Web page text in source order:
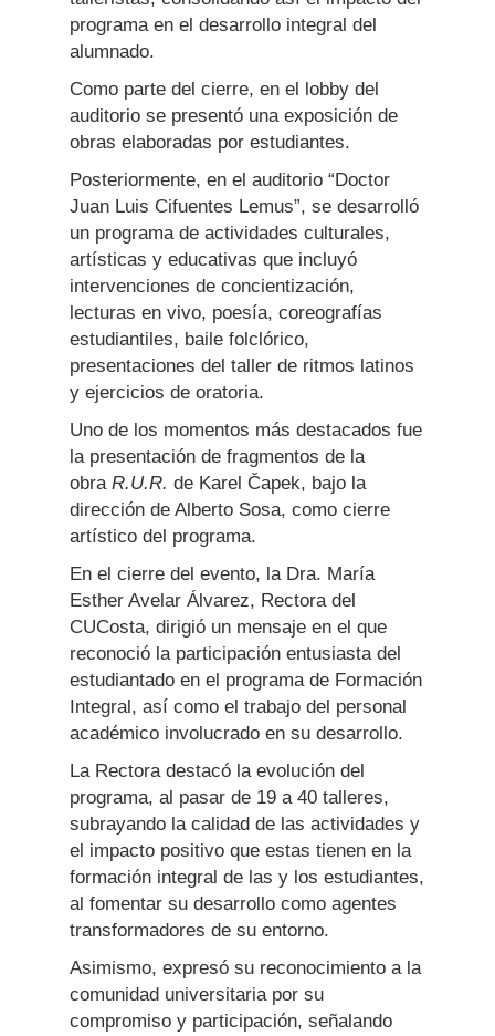
programa en el desarrollo integral del
alumnado.
Como parte del cierre, en el lobby del
auditorio se presentó una exposición de
obras elaboradas por estudiantes.
Posteriormente, en el auditorio “Doctor
Juan Luis Cifuentes Lemus”, se desarrolló
un programa de actividades culturales,
artísticas y educativas que incluyó
intervenciones de concientización,
lecturas en vivo, poesía, coreografías
estudiantiles, baile folclórico,
presentaciones del taller de ritmos latinos
y ejercicios de oratoria.
Uno de los momentos más destacados fue
la presentación de fragmentos de la
obraR.U.R. de Karel Čapek, bajo la
dirección de Alberto Sosa, como cierre
artístico del programa.
En el cierre del evento, la Dra. María
Esther Avelar Álvarez, Rectora del
CUCosta, dirigió un mensaje en el que
reconoció la participación entusiasta del
estudiantado en el programa de Formación
Integral, así como el trabajo del personal
académico involucrado en su desarrollo.
La Rectora destacó la evolución del
programa, al pasar de 19 a 40 talleres,
subrayando la calidad de las actividades y
el impacto positivo que estas tienen en la
formación integral de las y los estudiantes,
al fomentar su desarrollo como agentes
transformadores de su entorno.
Asimismo, expresó su reconocimiento a la
comunidad universitaria por su
compromiso y participación, señalando